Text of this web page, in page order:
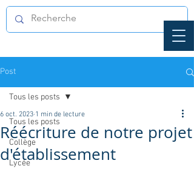
Post
Tous les posts
Collège
Lycée
Tous les posts
Réécriture de notre projet
d'établissement
6 oct. 2023 1 min de lecture